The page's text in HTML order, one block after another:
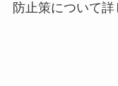
防止策について詳